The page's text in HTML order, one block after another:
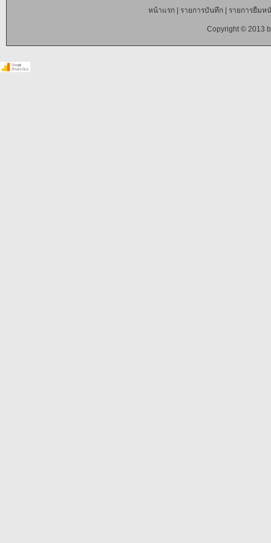
หน้าแรก| รายการบันทึก| รายการยืมห
Copyright © 2013